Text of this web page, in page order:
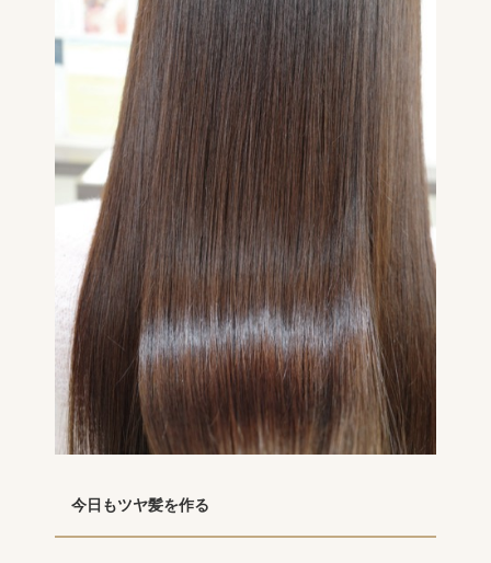
今日もツヤ髪を作る